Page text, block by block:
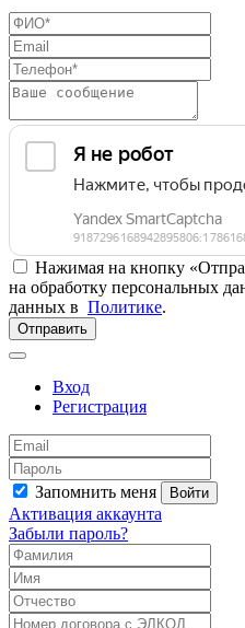
Нажимая на кнопку
на обработку персональных
данных в Политике.
Отправить
Вход
Регистрация
Запомнить меня Войти
Активация аккаунта
Забыли пароль?